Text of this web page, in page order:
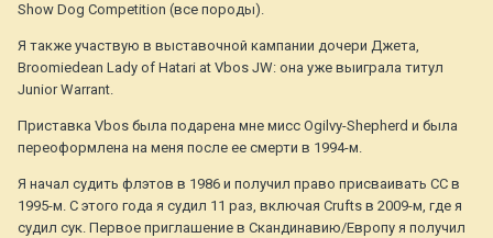
Show Dog Competition (все породы).
Я также участвую в выставочной кампании дочери Джета,
Broomiedean Lady of Hatari at Vbos JW: она уже выиграла титул
Junior Warrant.
Приставка Vbos была подарена мне мисс Ogilvy-Shepherd и была
переоформлена на меня после ее смерти в 1994-м.
Я начал судить флэтов в 1986 и получил право присваивать СС в
1995-м. С этого года я судил 11 раз, включая Crufts в 2009-м, где я
судил сук. Первое приглашение в Скандинавию/Европу я получил